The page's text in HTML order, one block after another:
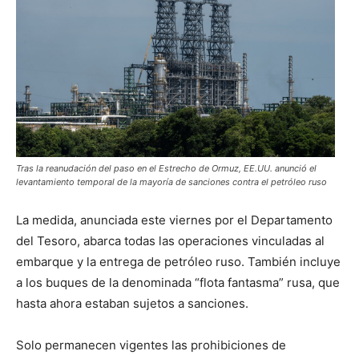
Tras la reanudación del paso en el Estrecho de Ormuz, EE.UU. anunció el
levantamiento temporal de la mayoría de sanciones contra el petróleo ruso
La medida, anunciada este viernes por el Departamento
del Tesoro, abarca todas las operaciones vinculadas al
embarque y la entrega de petróleo ruso. También incluye
a los buques de la denominada “flota fantasma” rusa, que
hasta ahora estaban sujetos a sanciones.
Solo permanecen vigentes las prohibiciones de